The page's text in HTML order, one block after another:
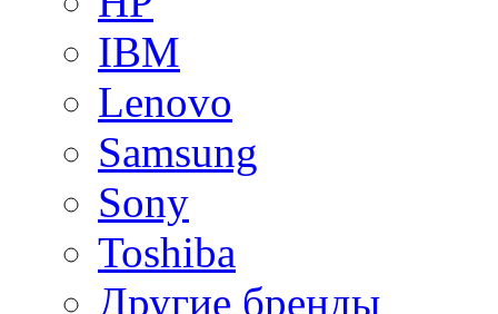
IBM
Lenovo
Samsung
Sony
Toshiba
Другие бренды